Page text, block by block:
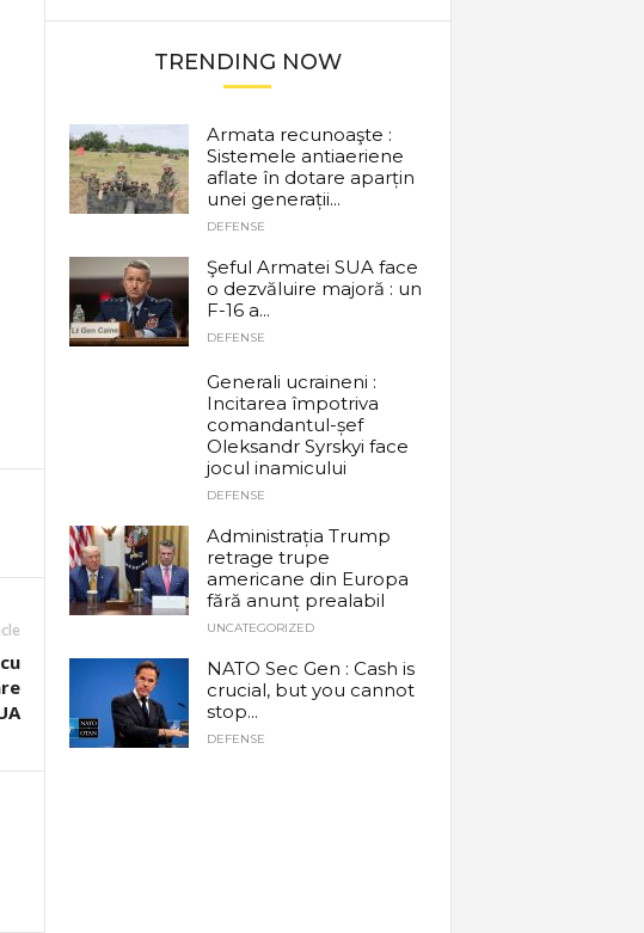
TRENDING NOW
Armata recunoaşte :
Sistemele antiaeriene
aflate în dotare aparțin
unei generații...
DEFENSE
Şeful Armatei SUA face
o dezvăluire majoră : un
F-16 a...
DEFENSE
Generali ucraineni :
Incitarea împotriva
comandantul-șef
Oleksandr Syrskyi face
jocul inamicului
DEFENSE
Administrația Trump
retrage trupe
americane din Europa
fără anunț prealabil
UNCATEGORIZED
NATO Sec Gen : Cash is
crucial, but you cannot
stop...
DEFENSE